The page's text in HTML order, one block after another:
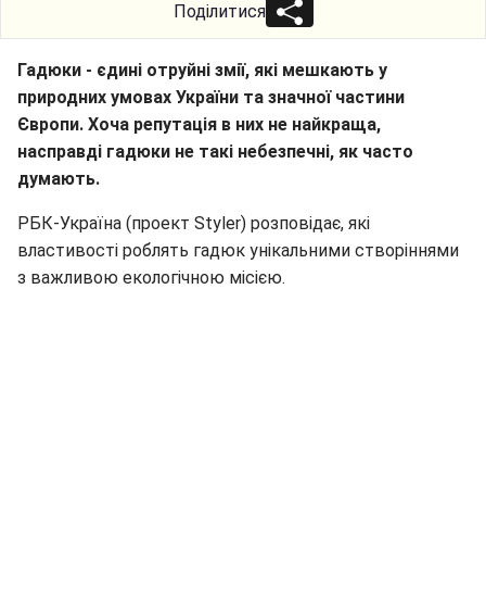
Поділитися
Гадюки - єдині отруйні змії, які мешкають у
природних умовах України та значної частини
Європи. Хоча репутація в них не найкраща,
насправді гадюки не такі небезпечні, як часто
думають.
РБК-Україна (проект Styler) розповідає, які
властивості роблять гадюк унікальними створіннями
з важливою екологічною місією.